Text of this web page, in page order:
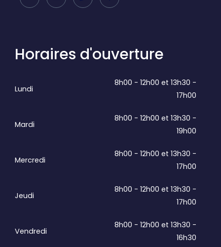
Horaires d'ouverture
Lundi
8h00 - 12h00 et 13h30 -
17h00
Mardi
8h00 - 12h00 et 13h30 -
19h00
Mercredi
8h00 - 12h00 et 13h30 -
17h00
Jeudi
8h00 - 12h00 et 13h30 -
17h00
Vendredi
8h00 - 12h00 et 13h30 -
16h30